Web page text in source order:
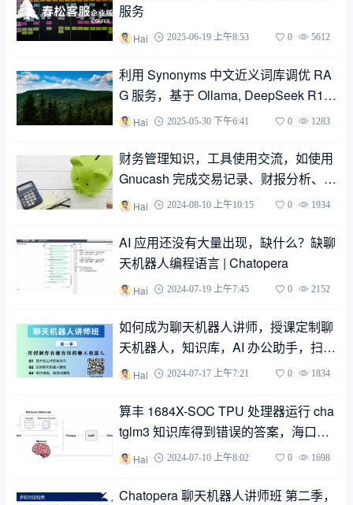
服务
Hai 2025-06-19 上午8:53 0 5612
利用 Synonyms 中文近义词库调优 RA
G 服务，基于 Ollama, DeepSeek R1,
Langchain | Chatopera
Hai 2025-05-30 下午6:41 0 1283
财务管理知识，工具使用交流，如使用
Gnucash 完成交易记录、财报分析、预
算；创业者，老板们需要了解的财务知
Hai 2024-08-10 上午10:15 0 1934
AI 应用还没有大量出现，缺什么？缺聊
天机器人编程语言 | Chatopera
Hai 2024-07-19 上午7:45 0 2152
如何成为聊天机器人讲师，授课定制聊
天机器人，知识库，AI 办公助手，扫码
观看，进群答疑~ | Chatopera
Hai 2024-07-17 上午7:21 0 1834
算丰 1684X-SOC TPU 处理器运行 cha
tglm3 知识库得到错误的答案，海口有
几个机场 | Chatopera
Hai 2024-07-10 上午8:02 0 1698
Chatopera 聊天机器人讲师班 第二季，